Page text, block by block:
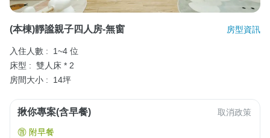
(本棟)靜謐親子四人房-無窗 房型資訊
入住人數 :
1~4 位
床型 : 雙人床 * 2
房間大小 :
14坪
揪你專案(含早餐) 取消政策
附早餐